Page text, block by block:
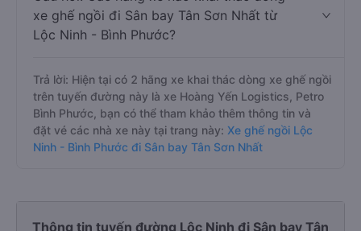
xe ghế ngồi đi Sân bay Tân Sơn Nhất từ
Lộc Ninh - Bình Phước?
Trả lời: Hiện tại có 2 hãng xe khai thác dòng xe ghế ngồi
trên tuyến đường này là xe Hoàng Yến Logistics, Petro
Bình Phước, bạn có thể tham khảo thêm thông tin và
đặt vé các nhà xe này tại trang này: Xe ghế ngồi Lộc
Ninh - Bình Phước đi Sân bay Tân Sơn Nhất
Thông tin tuyến đường Lộc Ninh đi Sân bay Tân